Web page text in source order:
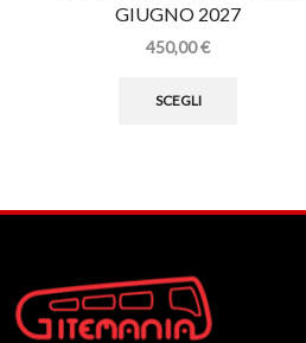
GIUGNO 2027
450,00€
SCEGLI